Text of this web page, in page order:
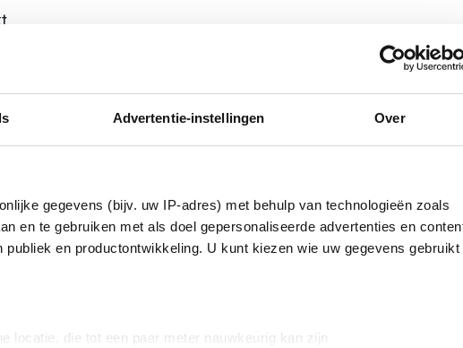
Advertentie-instellingen Over
gegevens (bijv. uw IP-adres) met behulp van technologieën zoals
en te gebruiken met als doel gepersonaliseerde advertenties en
en productontwikkeling. U kunt kiezen wie uw gegevens gebruikt
locatie, die tot een paar meter nauwkeurig kan zijn